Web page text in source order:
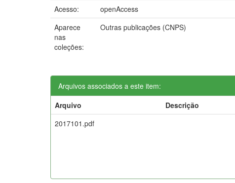
Acesso:
openAccess
Aparece
nas
coleções:
Outras publicações (CNPS)
Arquivos associados a este item:
Arquivo
Descrição
2017101.pdf